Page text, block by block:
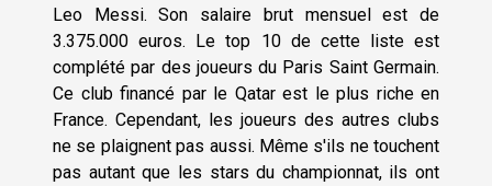
Leo Messi. Son salaire brut mensuel est de
3.375.000 euros. Le top 10 de cette liste est
complété par des joueurs du Paris Saint Germain.
Ce club financé par le Qatar est le plus riche en
France. Cependant, les joueurs des autres clubs
ne se plaignent pas aussi. Même s'ils ne touchent
pas autant que les stars du championnat, ils ont